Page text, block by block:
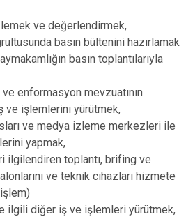
ve değerlendirmek,
basın bültenini hazırlamak
basın toplantılarıyla
ve enformasyon mevzuatının
ve işlemlerini yürütmek,
ve medya izleme merkezleri ile
yapmak,
ilgilendiren toplantı, brifing ve
ve teknik cihazları hizmete
ilgili diğer iş ve işlemleri yürütmek,